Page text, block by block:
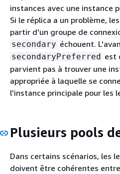
instances avec une instance
Si le réplica a un problème,
partir d'un groupe de
secondary échouent.
secondaryPreferred est
parvient pas à trouver une
appropriée à laquelle se
l'instance principale pour les
Plusieurs pools
Dans certains scénarios, les
doivent être cohérentes